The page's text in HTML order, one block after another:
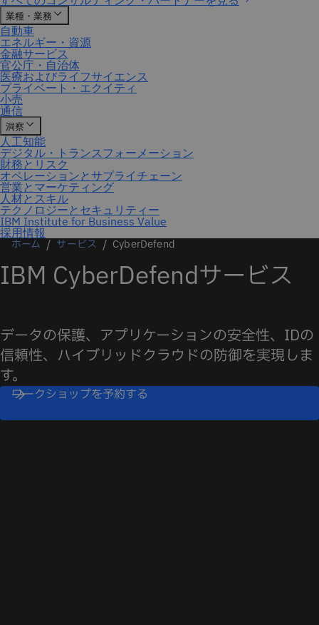
ホーム サービス CyberDefend
IBM CyberDefendサービス
データの保護、アプリケーションの安全性、IDの
信頼性、ハイブリッドクラウドの防御を実現しま
す。
ワークショップを予約する